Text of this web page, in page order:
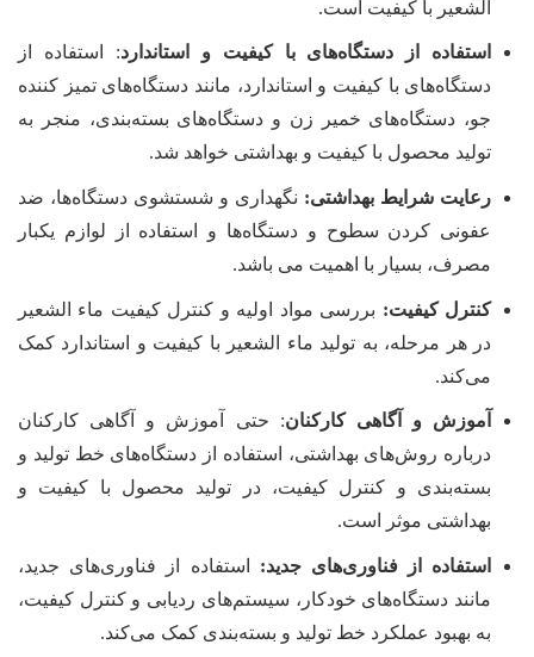
الشعیر با کیفیت است.
استفاده از دستگاه‌های با کیفیت و استاندارد: استفاده از
دستگاه‌های با کیفیت و استاندارد، مانند دستگاه‌های تمیز کننده
جو، دستگاه‌های خمیر زن و دستگاه‌های بسته‌بندی، منجر به
تولید محصول با کیفیت و بهداشتی خواهد شد.
رعایت شرایط بهداشتی: نگهداری و شستشوی دستگاه‌ها، ضد
عفونی کردن سطوح و دستگاه‌ها و استفاده از لوازم یکبار
مصرف، بسیار با اهمیت می باشد.
کنترل کیفیت: بررسی مواد اولیه و کنترل کیفیت ماء الشعیر
در هر مرحله، به تولید ماء الشعیر با کیفیت و استاندارد کمک
می‌کند.
آموزش و آگاهی کارکنان: حتی آموزش و آگاهی کارکنان
درباره روش‌های بهداشتی، استفاده از دستگاه‌های خط تولید و
بسته‌بندی و کنترل کیفیت، در تولید محصول با کیفیت و
بهداشتی موثر است.
استفاده از فناوری‌های جدید: استفاده از فناوری‌های جدید،
مانند دستگاه‌های خودکار، سیستم‌های ردیابی و کنترل کیفیت،
به بهبود عملکرد خط تولید و بسته‌بندی کمک می‌کند.